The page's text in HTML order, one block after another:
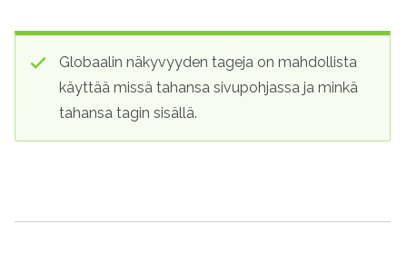
Globaalin näkyvyyden tageja on mahdollista
käyttää missä tahansa sivupohjassa ja minkä
tahansa tagin sisällä.